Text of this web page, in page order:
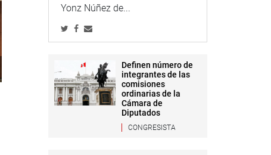
Yonz Núñez de...
Definen número de
integrantes de las
comisiones
ordinarias de la
Cámara de
Diputados
CONGRESISTA